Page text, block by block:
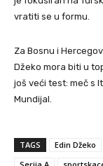
vratiti se u formu.
Za Bosnu i
Džeko mora biti u
još veći test: meč s
Mundijal.
TAGS Edin Džeko